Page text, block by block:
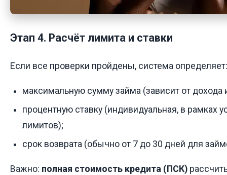
Этап 4. Расчёт лимита и ставки
Если все проверки пройдены, система определяет:
максимальную сумму займа (зависит от дохода
процентную ставку (индивидуальная, в рамках
лимитов);
срок возврата (обычно от 7 до 30 дней для
Важно: полная стоимость кредита (ПСК)